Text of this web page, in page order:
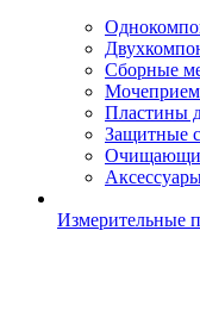
Сборные
Пластины
Защитные
Измерительные